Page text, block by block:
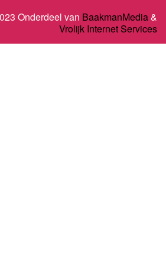
Onderdeel van BaakmanMedia&
Vrolijk Internet Services